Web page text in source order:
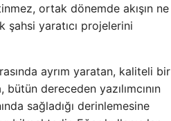
ortak dönemde akışın ne
şahsi yaratıcı projelerini
ayrım yaratan, kaliteli bir
dereceden yazılımcının
sağladığı derinlemesine